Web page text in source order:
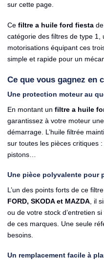
sur cette page.
Ce filtre a huile ford fiesta
catégorie des filtres de type
motorisations équipant ces
simple et rapide pour un
Ce que vous gagnez en
Une protection moteur au
En montant un filtre a huile
garantissez à votre moteur
démarrage. L’huile filtrée
sur toutes les pièces critiques
pistons…
Une pièce polyvalente pour
L’un des points forts de ce
FORD, SKODA et MAZDA , il
ou de votre stock d’entretien
de ces marques. Une seule
besoins.
Un remplacement facile à